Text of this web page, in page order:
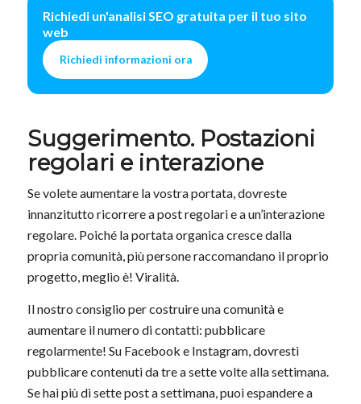
Richiedi un'analisi SEO gratuita per il tuo sito
web
Richiedi informazioni ora
Suggerimento. Postazioni
regolari e interazione
Se volete aumentare la vostra portata, dovreste
innanzitutto ricorrere a post regolari e a un’interazione
regolare. Poiché la portata organica cresce dalla
propria comunità, più persone raccomandano il proprio
progetto, meglio è! Viralità.
Il nostro consiglio per costruire una comunità e
aumentare il numero di contatti: pubblicare
regolarmente! Su Facebook e Instagram, dovresti
pubblicare contenuti da tre a sette volte alla settimana.
Se hai più di sette post a settimana, puoi espandere a